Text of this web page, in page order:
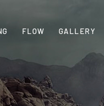
FLOW GALLERY